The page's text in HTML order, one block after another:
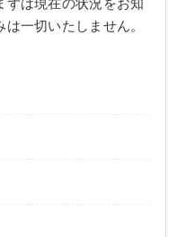
一切いたしません。